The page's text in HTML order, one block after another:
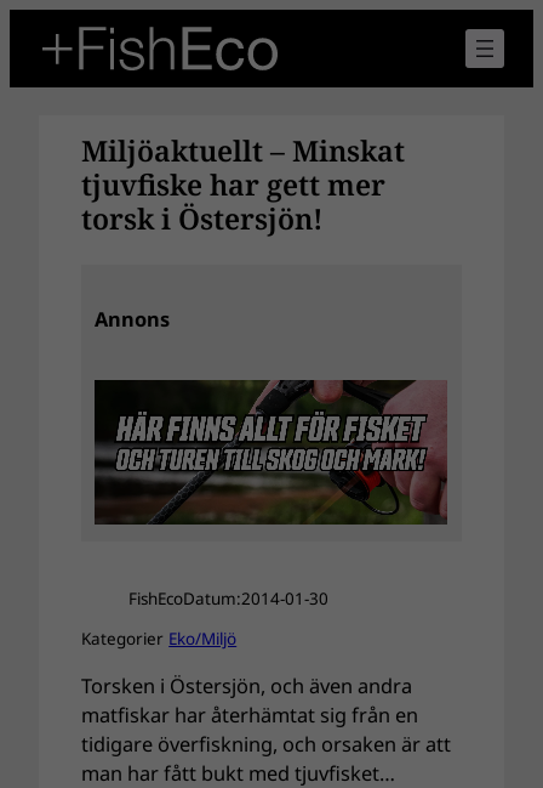
innehåll
Miljöaktuellt – Minskat
tjuvfiske har gett mer
torsk i Östersjön!
Annons
FishEcoDatum:2014-01-30
Kategorier Eko/Miljö
Torsken i Östersjön, och även andra
matfiskar har återhämtat sig från en
tidigare överfiskning, och orsaken är att
man har fått bukt med tjuvfisket…